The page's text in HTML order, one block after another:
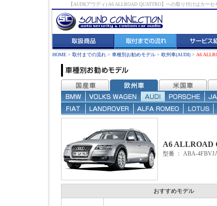
【AUDI(アウディ) A6 ALLROAD QUATTRO】への取り付けはカ
HOME > 取付までの流れ > 車種別お勧めモデル > 欧州車(AUDI) > A6
A6 ALLROAD
型番 ： ABA-
おすすめモデル